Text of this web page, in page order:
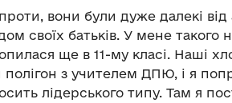
вони були дуже далекі від
своїх батьків. У мене
ще в 11-му класі. Наші
полігон з учителем ДПЮ, і я
лідерського типу. Там я